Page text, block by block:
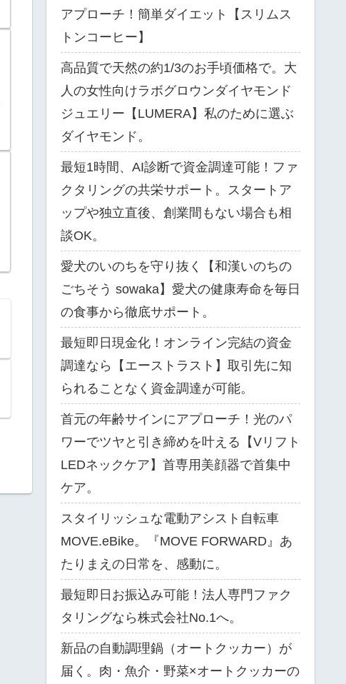
アプローチ！簡単ダイエット【スリムス
トンコーヒー】
高品質で天然の約1/3のお手頃価格で。大
人の女性向けラボグロウンダイヤモンド
ジュエリー【LUMERA】私のために選ぶ
ダイヤモンド。
最短1時間、AI診断で資金調達可能！ファ
クタリングの共栄サポート。スタートア
ップや独立直後、創業間もない場合も相
談OK。
愛犬のいのちを守り抜く【和漢いのちの
ごちそう sowaka】愛犬の健康寿命を毎日
の食事から徹底サポート。
最短即日現金化！オンライン完結の資金
調達なら【エーストラスト】取引先に知
られることなく資金調達が可能。
首元の年齢サインにアプローチ！光のパ
ワーでツヤと引き締めを叶える【Vリフト
LEDネックケア】首専用美顔器で首集中
ケア。
スタイリッシュな電動アシスト自転車
MOVE.eBike。『MOVE FORWARD』あ
たりまえの日常を、感動に。
最短即日お振込み可能！法人専門ファク
タリングなら株式会社No.1へ。
新品の自動調理鍋（オートクッカー）が
届く。肉・魚介・野菜×オートクッカーの